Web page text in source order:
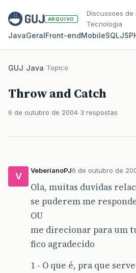
ARQUIVO
Discussoes de
Tecnologia
JavaGeralFront‑endMobileSQLJS
GUJ/Java/Topico
Throw and Catch
6 de outubro de 2004 3 respostas
V
VeberianoPJ6 de outubro de
Ola, muitas duvidas
se puderem me
OU
me direcionar para um
fico agradecido
1 - O que é, pra que